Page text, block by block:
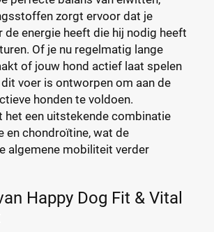
zorgt ervoor dat je
energie heeft die hij nodig heeft
Of je nu regelmatig lange
of jouw hond actief laat spelen
voer is ontworpen om aan de
honden te voldoen.
het een uitstekende combinatie
en chondroïtine, wat de
algemene mobiliteit verder
Happy Dog Fit & Vital